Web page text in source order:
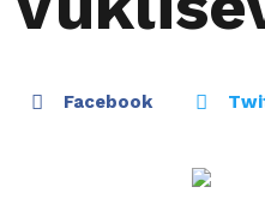
Facebook